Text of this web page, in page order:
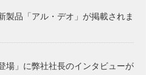
製品「アル・デオ」が掲載されま
場」に弊社社長のインタビューが